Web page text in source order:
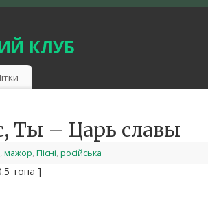
клуб
Ты – Царь славы
, мажор, Пісні, російська
тона ]